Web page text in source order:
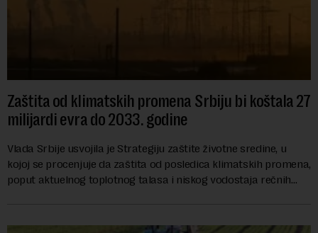
Zaštita od klimatskih promena Srbiju bi koštala 27
milijardi evra do 2033. godine
Vlada Srbije usvojila je Strategiju zaštite životne sredine, u
kojoj se procenjuje da zaštita od posledica klimatskih promena,
poput aktuelnog toplotnog talasa i niskog vodostaja rečnih